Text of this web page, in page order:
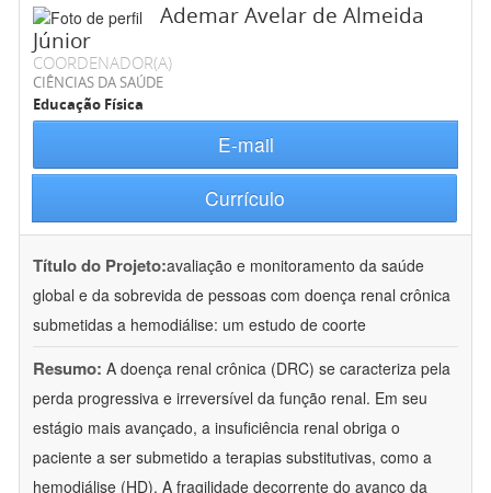
Ademar Avelar de Almeida
Júnior
COORDENADOR(A)
CIÊNCIAS DA SAÚDE
Educação Física
E-mail
Currículo
Título do Projeto:avaliação e monitoramento da saúde
global e da sobrevida de pessoas com doença renal crônica
submetidas a hemodiálise: um estudo de coorte
Resumo: A doença renal crônica (DRC) se caracteriza pela
perda progressiva e irreversível da função renal. Em seu
estágio mais avançado, a insuficiência renal obriga o
paciente a ser submetido a terapias substitutivas, como a
hemodiálise (HD). A fragilidade decorrente do avanço da